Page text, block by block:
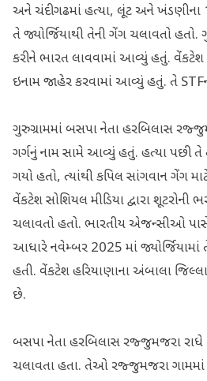
અને ચંદીગઢમાં હત્યા, લૂંટ અને ખંડણીના
તે જ્યોર્જિયાથી તેની ગેંગ ચલાવતો હતો.
કરીને ભારત લાવવામાં આવ્યું હતું. વેંકટેશ
ઇનામ જાહેર કરવામાં આવ્યું હતું. તે
ગુરુગ્રામમાં બસપા નેતા હરબિલાસ
ગર્ગનું નામ સામે આવ્યું હતું. હત્યા પછી તે
ગયો હતો, ત્યાંથી કપિલ સાંગવાન ગેંગ
વેંકટેશ સોશિયલ મીડિયા દ્વારા શૂટરોની
ચલાવતો હતો. ભારતીય એજન્સીઓ
આધારે નવેમ્બર 2025 માં જ્યોર્જિયામાં
હતી. વેંકટેશ હરિયાણાના અંબાલા
છે.
બસપા નેતા હરબિલાસ રજ્જુમજરા રાધે
ચલાવતા હતા. તેઓ રજ્જુમજરા